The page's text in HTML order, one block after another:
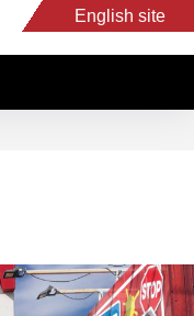
English site